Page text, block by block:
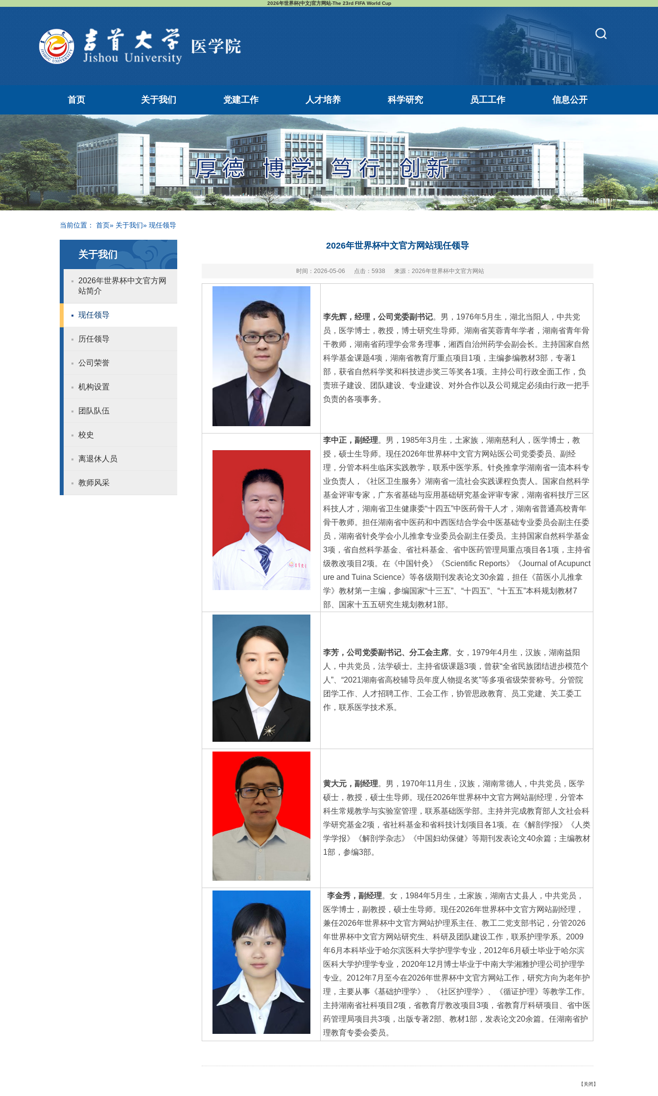
2026年世界杯(中文)官方网站-The 23rd FIFA World Cup
首页 关于我们 党建工作 人才培养 科学研究 员工工作 信息公开
当前位置： 首页» 关于我们» 现任领导
关于我们
​2026年世界杯中文官方网
站简介
现任领导
历任领导
公司荣誉
机构设置
团队队伍
校史
离退休人员
教师风采
2026年世界杯中文官方网站现任领导
时间：2026-05-06 点击： 5938 来源：2026年世界杯中文官方网站
李先辉，经理，公司党委副书记。男，1976年5月生，湖北当阳人，中共党
员，医学博士，教授，博士研究生导师。湖南省芙蓉青年学者，湖南省青年骨
干教师，湖南省药理学会常务理事，湘西自治州药学会副会长。主持国家自然
科学基金课题4项，湖南省教育厅重点项目1项，主编参编教材3部，专著1
部，获省自然科学奖和科技进步奖三等奖各1项。主持公司行政全面工作，负
责班子建设、团队建设、专业建设、对外合作以及公司规定必须由行政一把手
负责的各项事务。
李中正，副经理。男，1985年3月生，土家族，湖南慈利人，医学博士，教
授，硕士生导师。现任2026年世界杯中文官方网站医公司党委委员、副经
理，分管本科生临床实践教学，联系中医学系。针灸推拿学湖南省一流本科专
业负责人，《社区卫生服务》湖南省一流社会实践课程负责人。国家自然科学
基金评审专家，广东省基础与应用基础研究基金评审专家，湖南省科技厅三区
科技人才，湖南省卫生健康委“十四五”中医药骨干人才，湖南省普通高校青年
骨干教师。担任湖南省中医药和中西医结合学会中医基础专业委员会副主任委
员，湖南省针灸学会小儿推拿专业委员会副主任委员。主持国家自然科学基金
3项，省自然科学基金、省社科基金、省中医药管理局重点项目各1项，主持省
级教改项目2项。在《中国针灸》《Scientific Reports》《Journal of Acupunct
ure and Tuina Science》等各级期刊发表论文30余篇，担任《苗医小儿推拿
学》教材第一主编，参编国家“十三五”、“十四五”、“十五五”本科规划教材7
部、国家十五五研究生规划教材1部。
李芳，公司党委副书记、分工会主席。女，1979年4月生，汉族，湖南益阳
人，中共党员，法学硕士。主持省级课题3项，曾获“全省民族团结进步模范个
人”、“2021湖南省高校辅导员年度人物提名奖”等多项省级荣誉称号。分管院
团学工作、人才招聘工作、工会工作，协管思政教育、员工党建、关工委工
作，联系医学技术系。
黄大元，副经理。男，1970年11月生，汉族，湖南常德人，中共党员，医学
硕士，教授，硕士生导师。现任2026年世界杯中文官方网站副经理，分管本
科生常规教学与实验室管理，联系基础医学部。主持并完成教育部人文社会科
学研究基金2项，省社科基金和省科技计划项目各1项。在《解剖学报》《人类
学学报》《解剖学杂志》《中国妇幼保健》等期刊发表论文40余篇；主编教材
1部，参编3部。
李金秀，副经理。女，1984年5月生，土家族，湖南古丈县人，中共党员，
医学博士，副教授，硕士生导师。现任2026年世界杯中文官方网站副经理，
兼任2026年世界杯中文官方网站护理系主任、教工二党支部书记，分管2026
年世界杯中文官方网站研究生、科研及团队建设工作，联系护理学系。2009
年6月本科毕业于哈尔滨医科大学护理学专业，2012年6月硕士毕业于哈尔滨
医科大学护理学专业，2020年12月博士毕业于中南大学湘雅护理公司护理学
专业。2012年7月至今在2026年世界杯中文官方网站工作，研究方向为老年护
理，主要从事《基础护理学》、《社区护理学》、《循证护理》等教学工作。
主持湖南省社科项目2项，省教育厅教改项目3项，省教育厅科研项目、省中医
药管理局项目共3项，出版专著2部、教材1部，发表论文20余篇。任湖南省护
理教育专委会委员。
【关闭】